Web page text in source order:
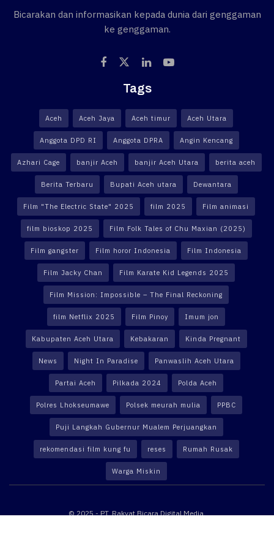
Bicarakan dan informasikan kepada dunia dari genggaman
ke genggaman.
Tags
Aceh Aceh Jaya Aceh timur Aceh Utara
Anggota DPD RI Anggota DPRA Angin Kencang
Azhari Cage banjir Aceh banjir Aceh Utara berita aceh
Berita Terbaru Bupati Aceh utara Dewantara
Film "The Electric State" 2025 film 2025 Film animasi
film bioskop 2025 Film Folk Tales of Chu Maxian (2025)
Film gangster Film horor Indonesia Film Indonesia
Film Jacky Chan Film Karate Kid Legends 2025
Film Mission: Impossible – The Final Reckoning
film Netflix 2025 Film Pinoy Imum jon
Kabupaten Aceh Utara Kebakaran Kinda Pregnant
News Night In Paradise Panwaslih Aceh Utara
Partai Aceh Pilkada 2024 Polda Aceh
Polres Lhokseumawe Polsek meurah mulia PPBC
Puji Langkah Gubernur Mualem Perjuangkan
rekomendasi film kung fu reses Rumah Rusak
Warga Miskin
© 2025 - PT. Rakyat Bicara Digital Media.